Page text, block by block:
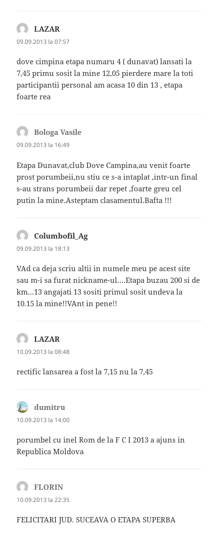
LAZAR
09.09.2013 la 07:57
dove cimpina etapa numaru 4 ( dunavat) lansati la
7,45 primu sosit la mine 12,05 pierdere mare la toti
participantii personal am acasa 10 din 13 , etapa
foarte rea
Bologa Vasile
09.09.2013 la 16:49
Etapa Dunavat,club Dove Campina,au venit foarte
prost porumbeii,nu stiu ce s-a intaplat ,intr-un final
s-au strans porumbeii dar repet ,foarte greu cel
putin la mine.Asteptam clasamentul.Bafta !!!
Columbofil_Agspune:
09.09.2013 la 18:13
VAd ca deja scriu altii in numele meu pe acest site
sau m-i sa furat nickname-ul….Etapa buzau 200 si de
km…13 angajati 13 sositi primul sosit undeva la
10.15 la mine!!VAnt in pene!!
LAZAR
10.09.2013 la 08:48
rectific lansarea a fost la 7,15 nu la 7,45
dumitru
10.09.2013 la 14:00
porumbel cu inel Rom de la F C I 2013 a ajuns in
Republica Moldova
FLORIN
10.09.2013 la 22:35
FELICITARI JUD. SUCEAVA O ETAPA SUPERBA